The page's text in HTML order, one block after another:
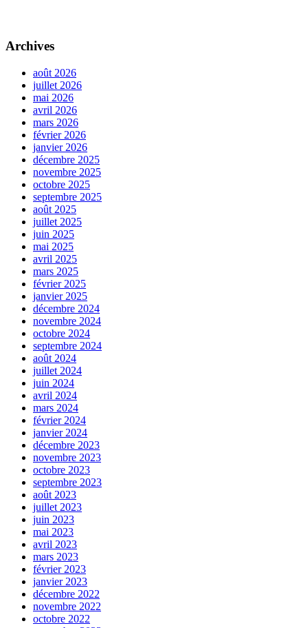
Archives
août 2026
juillet 2026
mai 2026
avril 2026
mars 2026
février 2026
janvier 2026
décembre 2025
novembre 2025
octobre 2025
septembre 2025
août 2025
juillet 2025
juin 2025
mai 2025
avril 2025
mars 2025
février 2025
janvier 2025
décembre 2024
novembre 2024
octobre 2024
septembre 2024
août 2024
juillet 2024
juin 2024
avril 2024
mars 2024
février 2024
janvier 2024
décembre 2023
novembre 2023
octobre 2023
septembre 2023
août 2023
juillet 2023
juin 2023
mai 2023
avril 2023
mars 2023
février 2023
janvier 2023
décembre 2022
novembre 2022
octobre 2022